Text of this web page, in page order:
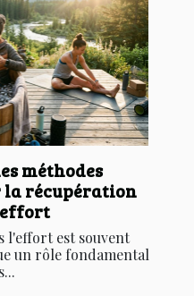
méthodes
récupération
l'effort est souvent
un rôle fondamental